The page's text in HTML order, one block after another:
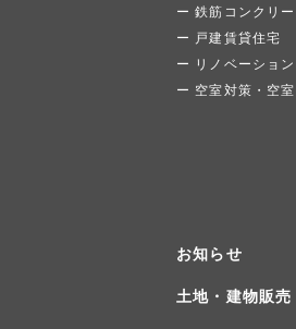
鉄筋コンクリ
戸建賃貸住宅
リノベーショ
空室対策・空
お知らせ
土地・建物販売